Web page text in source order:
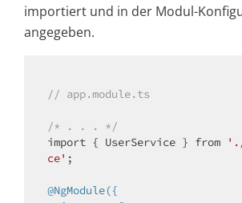
importiert und in der Modul-
angegeben.
// app.module.ts
/* . . . */
import { UserService } from
ce' ;
@NgModule({